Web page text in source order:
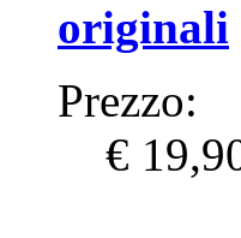
originali
Prezzo:
€